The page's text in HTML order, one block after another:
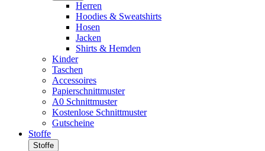
Herren
Hoodies & Sweatshirts
Hosen
Jacken
Shirts & Hemden
Kinder
Taschen
Accessoires
Papierschnittmuster
A0 Schnittmuster
Kostenlose Schnittmuster
Gutscheine
Stoffe
Stoffe